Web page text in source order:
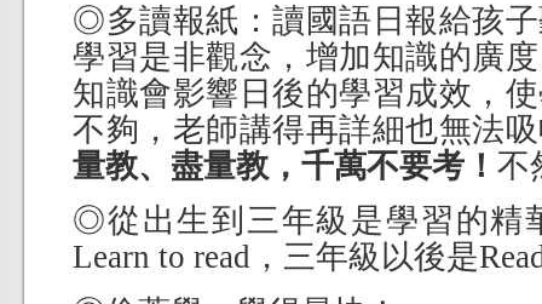
◎多讀報紙：讀國語日報給孩
學習是非觀念，增加知識的廣
知識會影響日後的學習成效，
不夠，老師講得再詳細也無法
量教、盡量教，千萬不要考！ 不
◎從出生到三年級是學習的精
Learn to read，三年級以後是